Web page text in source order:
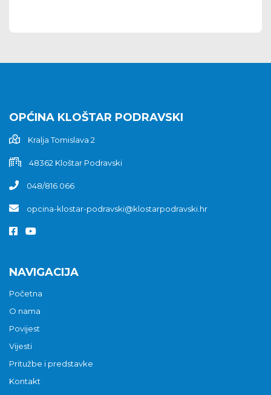
OPĆINA KLOŠTAR PODRAVSKI
Kralja Tomislava 2
48362 Kloštar Podravski
048/816 066
opcina-klostar-podravski@klostarpodravski.hr
NAVIGACIJA
Početna
O nama
Povijest
Vijesti
Pritužbe i predstavke
Kontakt